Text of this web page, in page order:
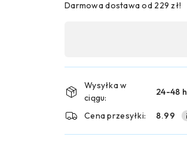
Darmowa dostawa od 229 zł!
płatność
i
dostawa
Wysyłka w
ciągu:
24-48 h
Cena przesyłki: 8.99